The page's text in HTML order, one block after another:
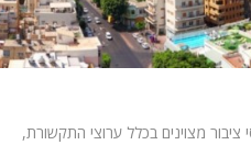
ציבור מצוינים בכלל ערוצי התקשורת,